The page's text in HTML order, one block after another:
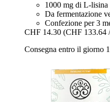
1000 mg di L-lisina
Da fermentazione
Confezione per 3
CHF 14.30 (CHF 133.64
Consegna entro il giorno